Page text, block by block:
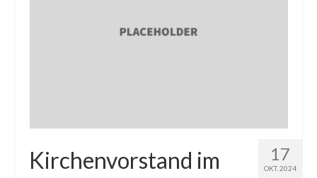
17
OKT. 2024
Kirchenvorstand im